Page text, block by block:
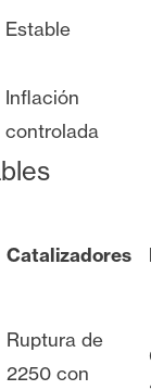
Estable
Inflación
controlada
Catalizadores
Ruptura de
2250 con